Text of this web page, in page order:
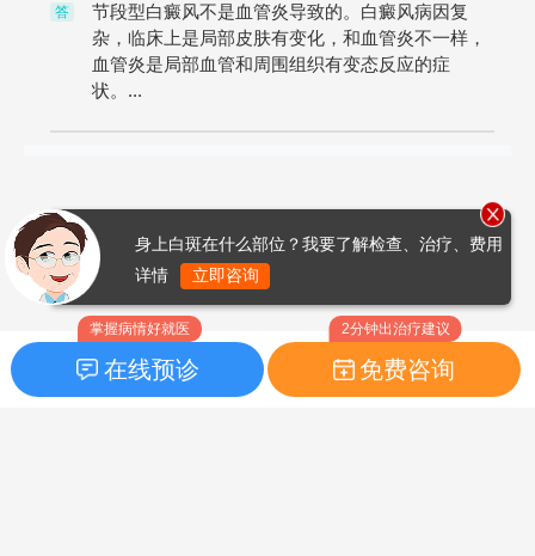
答
节段型白癜风不是血管炎导致的。白癜风病因复
杂，临床上是局部皮肤有变化，和血管炎不一样，
血管炎是局部血管和周围组织有变态反应的症
状。...
掌握病情好就医
在线预诊
2分钟出治疗建议
免费咨询
身上白斑在什么部位？我要了解检查、治疗、费用
详情
立即咨询